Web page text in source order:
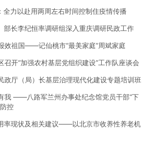
全力以赴用两周左右时间控制住疫情传播
部长李纪恒率调研组深入重庆调研民政工作
效祖国——记仙桃市“最美家庭”周斌家庭
召开“加强农村基层党组织建设”工作队座谈会
政厅（局）长基层治理现代化建设专题培训班
我 ——八路军兰州办事处纪念馆党员干部“下
控
率现状及相关建议——以北京市收养性养老机